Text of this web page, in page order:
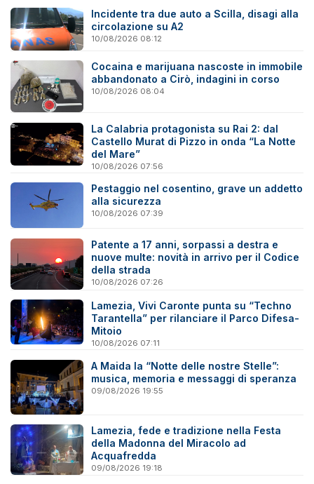
Incidente tra due auto a Scilla, disagi alla
circolazione su A2
10/08/2026 08:12
Cocaina e marijuana nascoste in immobile
abbandonato a Cirò, indagini in corso
10/08/2026 08:04
La Calabria protagonista su Rai 2: dal
Castello Murat di Pizzo in onda “La Notte
del Mare”
10/08/2026 07:56
Pestaggio nel cosentino, grave un addetto
alla sicurezza
10/08/2026 07:39
Patente a 17 anni, sorpassi a destra e
nuove multe: novità in arrivo per il Codice
della strada
10/08/2026 07:26
Lamezia, Vivi Caronte punta su “Techno
Tarantella” per rilanciare il Parco Difesa-
Mitoio
10/08/2026 07:11
A Maida la “Notte delle nostre Stelle”:
musica, memoria e messaggi di speranza
09/08/2026 19:55
Lamezia, fede e tradizione nella Festa
della Madonna del Miracolo ad
Acquafredda
09/08/2026 19:18